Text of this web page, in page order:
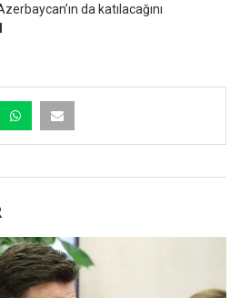
da katılacağını